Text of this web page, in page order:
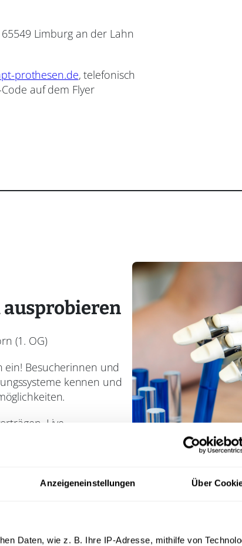
Anzeigeneinstellungen Über
Daten, wie z. B. Ihre IP-Adresse, mithilfe von
Limburg an der Lahn
prothesen.de, telefonisch
auf dem Flyer
(1. OG)
ein! Besucherinnen und
kennen und
Live-
können direkt vor Ort
Dysmelie sowie an
technischen
Möglichkeiten für
und viele